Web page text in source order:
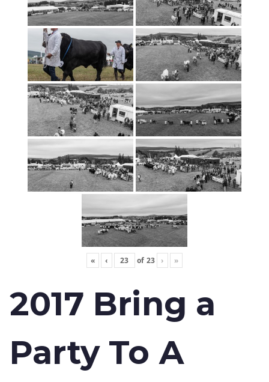
« ‹ of 23 › »
2017 Bring a
Party To A